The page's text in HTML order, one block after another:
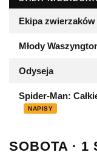
Ekipa zwierzaków
Młody
Odyseja
Spider-Man:
NAPISY
SOBOTA · 1